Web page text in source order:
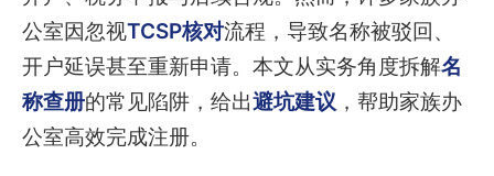
公室因忽视TCSP核对流程，导致名称被驳回、
开户延误甚至重新申请。本文从实务角度拆解名
称查册的常见陷阱，给出避坑建议 ，帮助家族办
公室高效完成注册。